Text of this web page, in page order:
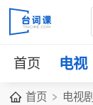
首页 电视
首页 电视剧